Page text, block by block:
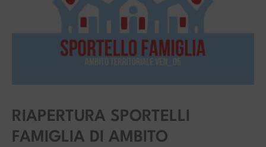
RIAPERTURA SPORTELLI
FAMIGLIA DI AMBITO